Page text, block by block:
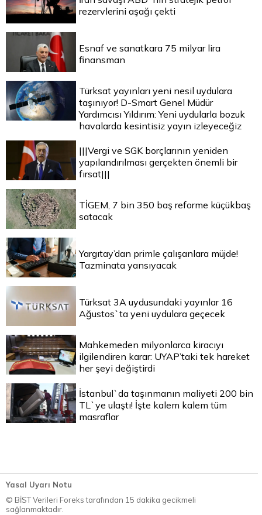
rezervlerini aşağı çekti
Esnaf ve sanatkara 75 milyar lira
finansman
Türksat yayınları yeni nesil uydulara
taşınıyor! D-Smart Genel Müdür
Yardımcısı Yıldırım: Yeni uydularla bozuk
havalarda kesintisiz yayın izleyeceğiz
|||Vergi ve SGK borçlarının yeniden
yapılandırılması gerçekten önemli bir
fırsat|||
TİGEM, 7 bin 350 baş reforme küçükbaş
satacak
Yargıtay’dan primle çalışanlara müjde!
Tazminata yansıyacak
Türksat 3A uydusundaki yayınlar 16
Ağustos`ta yeni uydulara geçecek
Mahkemeden milyonlarca kiracıyı
ilgilendiren karar: UYAP’taki tek hareket
her şeyi değiştirdi
İstanbul`da taşınmanın maliyeti 200 bin
TL`ye ulaştı! İşte kalem kalem tüm
masraflar
Yasal Uyarı Notu
© BİST Verileri Foreks tarafından 15 dakika gecikmeli
sağlanmaktadır.